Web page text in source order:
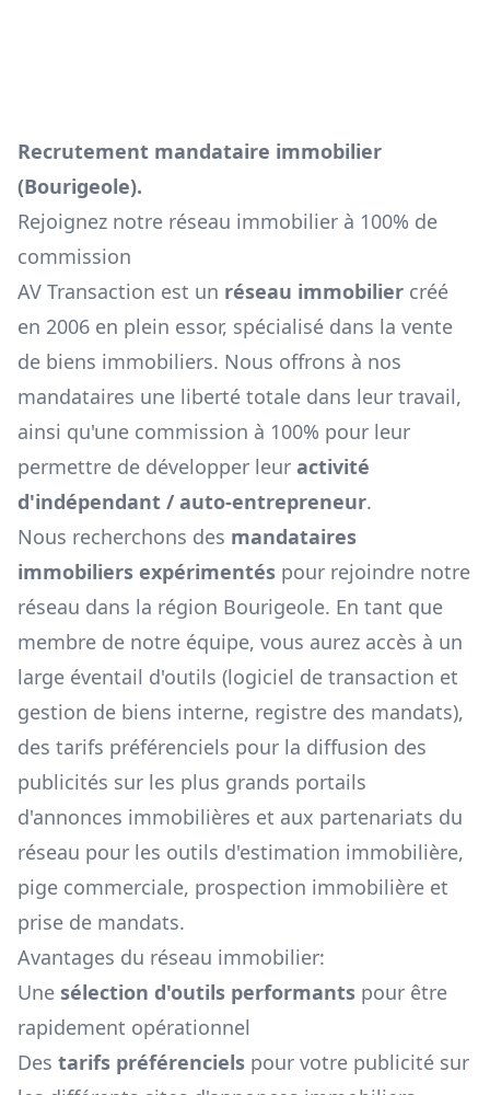
Recrutement mandataire immobilier
(Bourigeole).
Rejoignez notre réseau immobilier à 100% de
commission
AV Transaction est un réseau immobilier créé
en 2006 en plein essor, spécialisé dans la vente
de biens immobiliers. Nous offrons à nos
mandataires une liberté totale dans leur travail,
ainsi qu'une commission à 100% pour leur
permettre de développer leur activité
d'indépendant / auto-entrepreneur.
Nous recherchons des mandataires
immobiliers expérimentés pour rejoindre notre
réseau dans la région Bourigeole. En tant que
membre de notre équipe, vous aurez accès à un
large éventail d'outils (logiciel de transaction et
gestion de biens interne, registre des mandats),
des tarifs préférenciels pour la diffusion des
publicités sur les plus grands portails
d'annonces immobilières et aux partenariats du
réseau pour les outils d'estimation immobilière,
pige commerciale, prospection immobilière et
prise de mandats.
Avantages du réseau immobilier:
Une sélection d'outils performants pour être
rapidement opérationnel
Des tarifs préférenciels pour votre publicité sur